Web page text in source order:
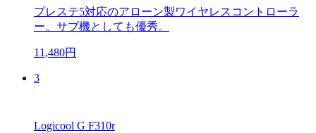
プレステ5対応のアローン製ワイヤレスコントローラ
ー。サブ機としても優秀。
11,480円
3
Logicool G F310r